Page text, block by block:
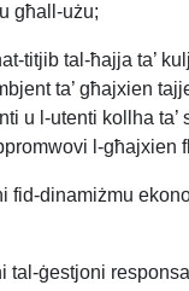
għall-użu;
titjib tal-ħajja ta’
ta’ għajxien
u l-utenti kollha ta’
l-għajxien
fid-dinamiżmu
ġestjoni